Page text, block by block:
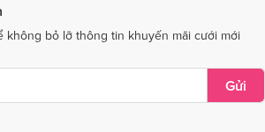
- Vũng TàuDịch vụ cưới tại Bắc Giang
không bỏ lỡ thông tin khuyến mãi cưới mới
Gửi